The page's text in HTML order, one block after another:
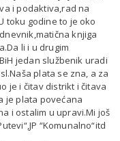
i podaktiva,rad na
toku godine to je oko
knjiga
li i u drugim
jedan službenik uradi
plata se zna, a za
je i čitav distrikt i čitava
je plata povećana
i ostalim u upravi.Mi još
“Komunalno“itd